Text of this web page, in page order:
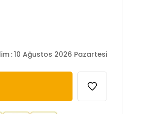
:10 Ağustos 2026 Pazartesi